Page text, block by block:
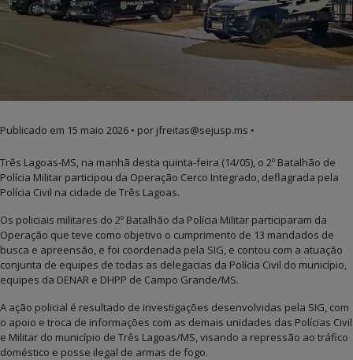
Publicado em 15 maio 2026 • por jfreitas@sejusp.ms •
Três Lagoas-MS, na manhã desta quinta-feira (14/05), o 2º Batalhão de
Polícia Militar participou da Operação Cerco Integrado, deflagrada pela
Polícia Civil na cidade de Três Lagoas.
Os policiais militares do 2º Batalhão da Polícia Militar participaram da
Operação que teve como objetivo o cumprimento de 13 mandados de
busca e apreensão, e foi coordenada pela SIG, e contou com a atuação
conjunta de equipes de todas as delegacias da Polícia Civil do município,
equipes da DENAR e DHPP de Campo Grande/MS.
A ação policial é resultado de investigações desenvolvidas pela SIG, com
o apoio e troca de informações com as demais unidades das Polícias Civil
e Militar do município de Três Lagoas/MS, visando a repressão ao tráfico
doméstico e posse ilegal de armas de fogo.